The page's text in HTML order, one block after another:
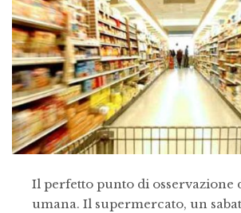
Il perfetto punto di osservazione
umana. Il supermercato, un